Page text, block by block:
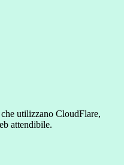
utilizzano CloudFlare,
attendibile.